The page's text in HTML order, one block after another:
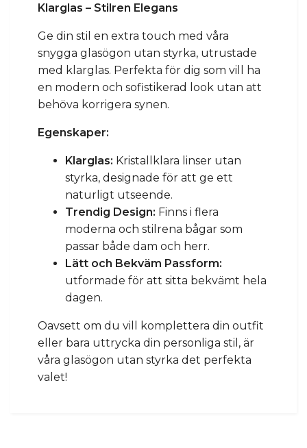
Klarglas – Stilren Elegans
Ge din stil en extra touch med våra
snygga glasögon utan styrka, utrustade
med klarglas. Perfekta för dig som vill ha
en modern och sofistikerad look utan att
behöva korrigera synen.
Egenskaper:
Klarglas: Kristallklara linser utan
styrka, designade för att ge ett
naturligt utseende.
Trendig Design: Finns i flera
moderna och stilrena bågar som
passar både dam och herr.
Lätt och Bekväm Passform:
utformade för att sitta bekvämt hela
dagen.
Oavsett om du vill komplettera din outfit
eller bara uttrycka din personliga stil, är
våra glasögon utan styrka det perfekta
valet!